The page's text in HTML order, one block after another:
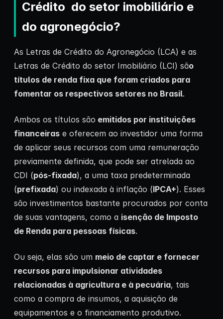
Crédito do setor imobiliário e
do agronegócio?
As Letras de Crédito do Agronegócio (LCA) e as
Letras de Crédito do setor Imobiliário (LCI) são
títulos de renda fixa que foram criados para
fomentar os respectivos setores no Brasil.
Ambos os títulos são emitidos por instituições
financeiras e oferecem ao investidor uma forma
de aplicar seus recursos com uma remuneração
previamente definida, que pode ser atrelada ao
CDI (pós-fixada), a uma taxa predeterminada
(prefixada) ou indexada à inflação (IPCA+). Esses
são investimentos bastante procurados por conta
de suas vantagens, como a isenção de Imposto
de Renda para pessoas físicas.
Ou seja, elas são um meio de captar e fornecer
recursos para impulsionar atividades
relacionadas à agricultura e à pecuária, tais
como a compra de insumos, a aquisição de
equipamentos e o financiamento produtivo.